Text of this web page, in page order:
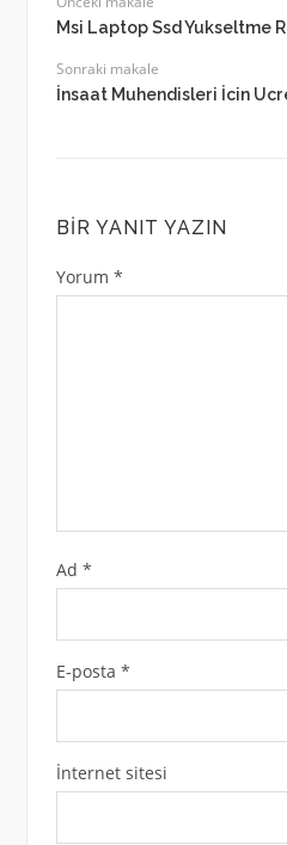
Msi Laptop Ssd Yukseltme
Sonraki makale
İnsaat Muhendisleri İcin
BIR YANIT YAZIN
Yorum *
Ad *
E-posta *
İnternet sitesi